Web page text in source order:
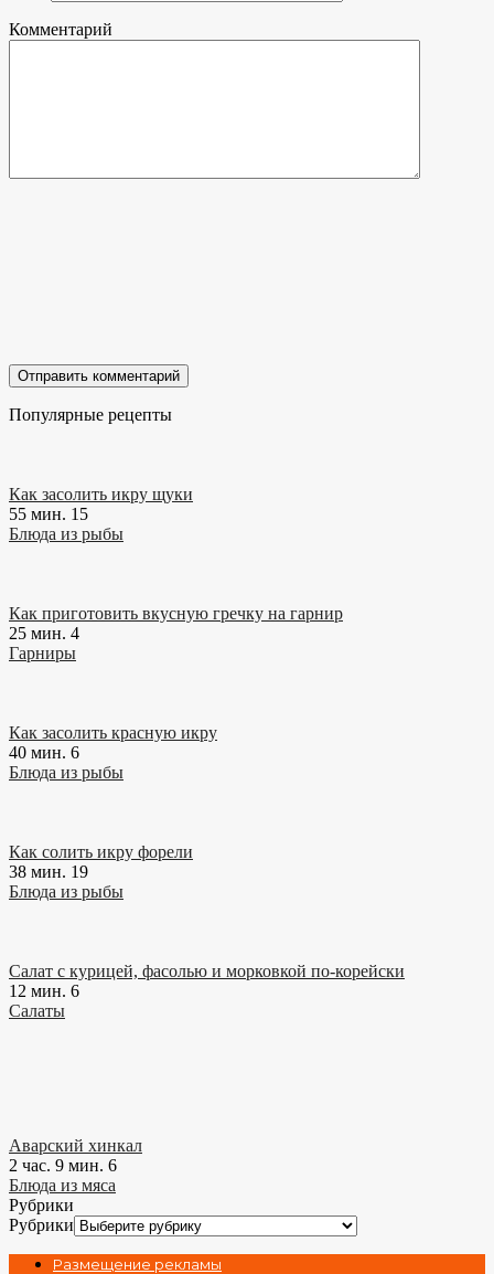
Комментарий
Популярные рецепты
Как засолить икру щуки
55 мин. 15
Блюда из рыбы
Как приготовить вкусную гречку на гарнир
25 мин. 4
Гарниры
Как засолить красную икру
40 мин. 6
Блюда из рыбы
Как солить икру форели
38 мин. 19
Блюда из рыбы
Салат с курицей, фасолью и морковкой по-корейски
12 мин. 6
Салаты
Аварский хинкал
2 час. 9 мин. 6
Блюда из мяса
Рубрики
Рубрики
Размещение рекламы